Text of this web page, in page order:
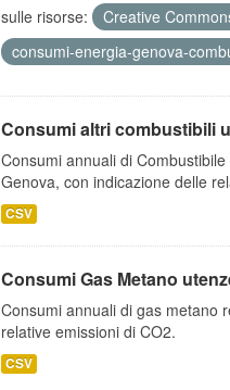
sulle risorse:
Creative
consumi-energia-genova-
Consumi altri combustibili
Consumi annuali di
Genova, con indicazione delle
CSV
Consumi Gas Metano
Consumi annuali di gas metano
relative emissioni di CO2.
CSV